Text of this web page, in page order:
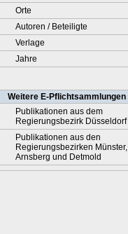
Orte
Autoren / Beteiligte
Verlage
Jahre
Weitere E-Pflichtsammlungen
Publikationen aus dem
Regierungsbezirk Düsseldorf
Publikationen aus den
Regierungsbezirken Münster,
Arnsberg und Detmold